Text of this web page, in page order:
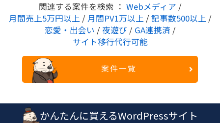
関連する案件を検索 ： Webメディア /
月間売上5万円以上 / 月間PV1万以上 / 記事数500以上 /
恋愛・出会い / 夜遊び / GA連携済 /
サイト移行代行可能
案件一覧
かんたんに買えるWordPressサイト